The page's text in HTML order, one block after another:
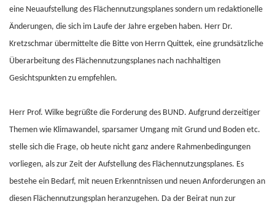
eine Neuaufstellung des Flächennutzungsplanes sondern um redaktionelle
Änderungen, die sich im Laufe der Jahre ergeben haben. Herr Dr.
Kretzschmar übermittelte die Bitte von Herrn Quittek, eine grundsätzliche
Überarbeitung des Flächennutzungsplanes nach nachhaltigen
Gesichtspunkten zu empfehlen.
Herr Prof. Wilke begrüßte die Forderung des BUND. Aufgrund derzeitiger
Themen wie Klimawandel, sparsamer Umgang mit Grund und Boden etc.
stelle sich die Frage, ob heute nicht ganz andere Rahmenbedingungen
vorliegen, als zur Zeit der Aufstellung des Flächennutzungsplanes. Es
bestehe ein Bedarf, mit neuen Erkenntnissen und neuen Anforderungen an
diesen Flächennutzungsplan heranzugehen. Da der Beirat nun zur